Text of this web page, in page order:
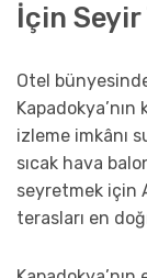
İçin Seyir
Otel
izleme imkânı
sıcak hava
seyretmek için
terasları en